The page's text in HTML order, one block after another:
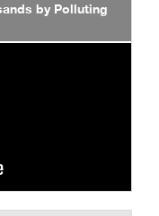
by Polluting